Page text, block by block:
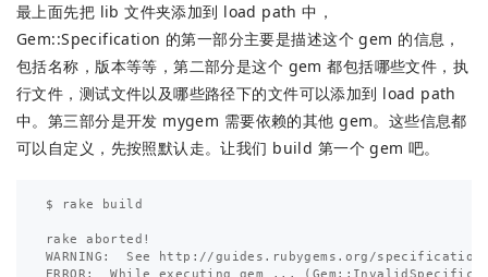
最上面先把 lib 文件夹添加到 load path 中，
Gem::Specification 的第一部分主要是描述这个 gem 的信息，
包括名称，版本等等，第二部分是这个 gem 都包括哪些文件，执
行文件，测试文件以及哪些路径下的文件可以添加到 load path
中。第三部分是开发 mygem 需要依赖的其他 gem。这些信息都
可以自定义，先按照默认走。让我们 build 第一个 gem 吧。
$ rake build
rake aborted!
WARNING:  See http://guides.rubygems.org/